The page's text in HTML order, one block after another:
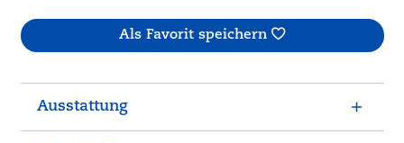
Als Favorit speichern
Ausstattung